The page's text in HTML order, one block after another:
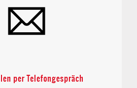
per Telefongespräch